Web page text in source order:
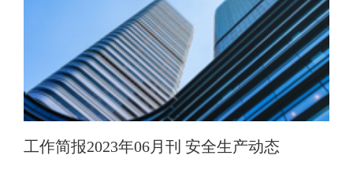
工作简报2023年06月刊 安全生产动态